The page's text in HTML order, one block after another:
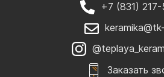
+7 (831)
Заказать